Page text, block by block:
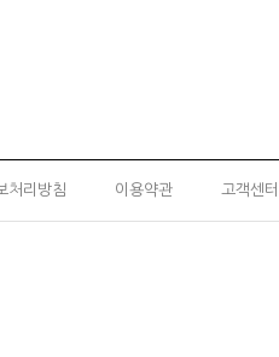
처리방침 이용약관 고객센터